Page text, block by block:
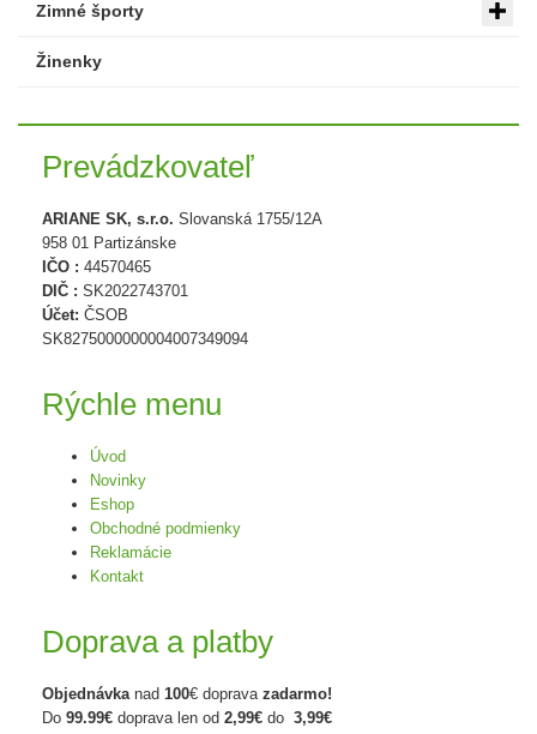
Zimné športy
Žinenky
Prevádzkovateľ
ARIANE SK, s.r.o. Slovanská 1755/12A
958 01 Partizánske
IČO : 44570465
DIČ : SK2022743701
Účet: ČSOB
SK8275000000004007349094
Rýchle menu
Úvod
Novinky
Eshop
Obchodné podmienky
Reklamácie
Kontakt
Doprava a platby
Objednávkanad 100€ doprava zadarmo!
Do 99.99€ doprava len od 2,99€ do 3,99€